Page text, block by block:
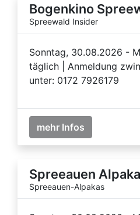
Bogenkino
Spreewald Insider
Sonntag, 30.08.2026 -
täglich | Anmeldung
unter: 0172 7926179
mehr Infos
Spreeauen
Spreeauen-Alpakas